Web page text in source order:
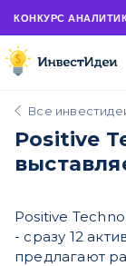
КОНКУРС
Все
Positive
Positive
- сразу 12
предлагают